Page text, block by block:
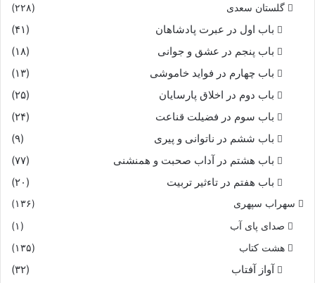
گلستان سعدی (۲۲۸)
باب اول در عبرت پادشاهان
(۴۱)
باب پنجم در عشق و جوانى
(۱۸)
باب چهارم در فواید خاموشى
(۱۳)
باب دوم در اخلاق پارسایان
(۲۵)
باب سوم در فضیلت قناعت
(۲۴)
باب ششم در ناتوانى و پیرى
(۹)
باب هشتم در آداب صحبت و همنشنى
(۷۷)
باب هفتم در تاءثیر تربیت
(۲۰)
سهراب سپهری (۱۳۶)
صدای پای آب
(۱)
هشت کتاب
(۱۳۵)
آواز آفتاب
(۳۲)